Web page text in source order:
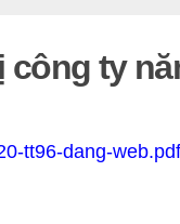
công ty
tt96-dang-web.pdf